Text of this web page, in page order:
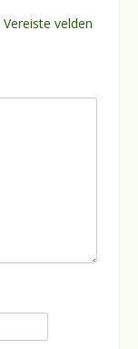
Vereiste velden